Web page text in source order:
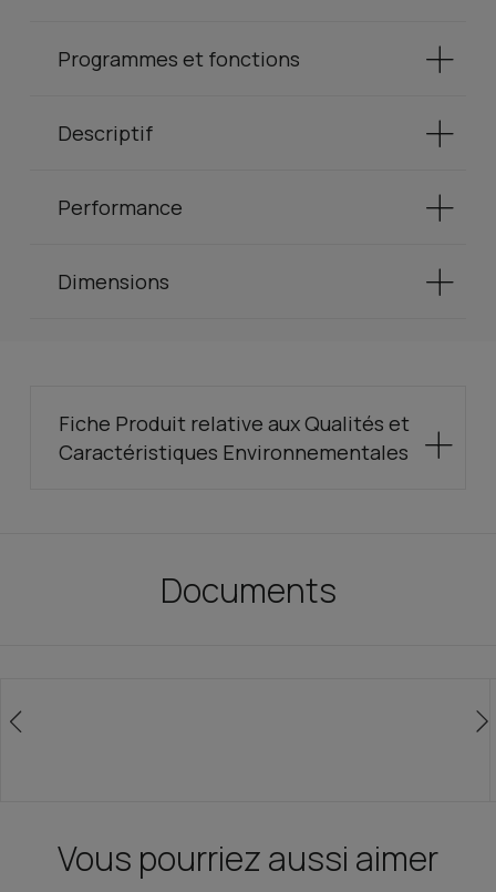
Programmes et fonctions
Descriptif
Performance
Dimensions
Fiche Produit relative aux Qualités et
Caractéristiques Environnementales
Documents
Vous pourriez aussi aimer